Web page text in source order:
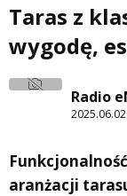
Taras z
wygodę,
Radio
aranżacji